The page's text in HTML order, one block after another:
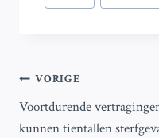
tags:
Bericht
navigatie
VORIGE
Voortdurende
kunnen tientallen